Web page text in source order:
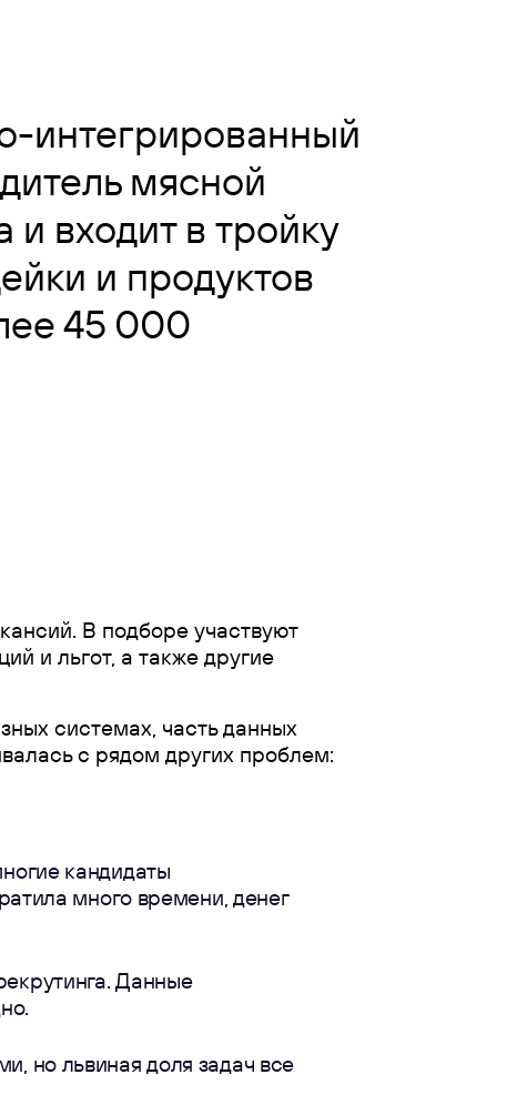
интегрированный
мясной
и входит в тройку
и продуктов
45 000
В подборе участвуют
и льгот, а также другие
системах, часть данных
с рядом других проблем:
кандидаты
много времени, денег
Данные
но львиная доля задач все